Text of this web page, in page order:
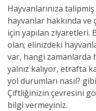
Hayvanlarınıza
hayvanlar hakkında ve
için yapılan ziyaretleri.
olan; elinizdeki
var, hangi zamanlarda
yalnız kalıyor, etrafta
yol durumları nasıl?
Çiftliğinizin çevresini
bilgi vermeyiniz.